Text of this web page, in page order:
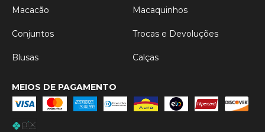
Macacão Macaquinhos
Conjuntos Trocas e Devoluções
Blusas Calças
MEIOS DE PAGAMENTO